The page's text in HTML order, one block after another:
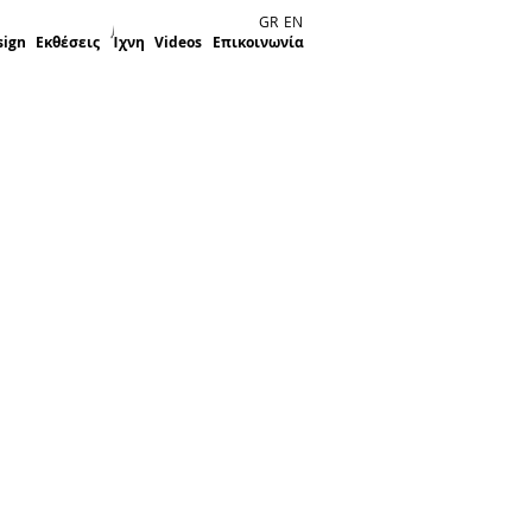
GR EN
Εκθέσεις Ίχνη Videos Επικοινωνία